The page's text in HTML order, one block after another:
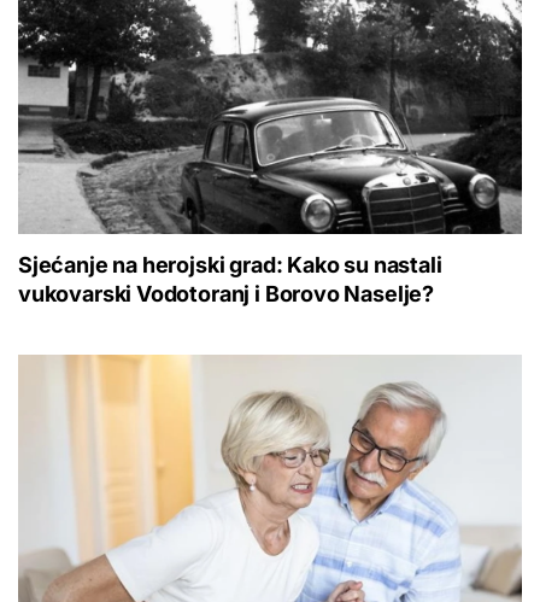
Sjećanje na herojski grad: Kako su nastali
vukovarski Vodotoranj i Borovo Naselje?